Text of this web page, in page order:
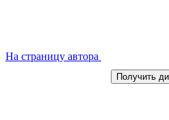
На страницу автора
Получить